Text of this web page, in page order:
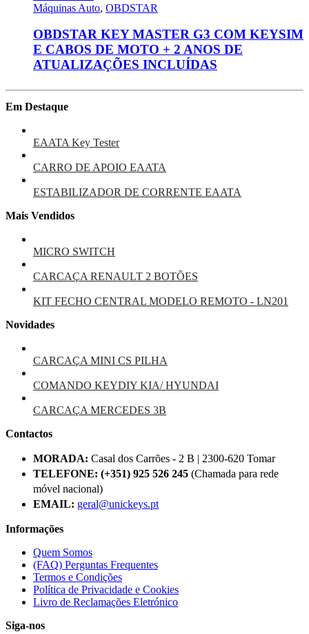
Máquinas Auto, OBDSTAR
OBDSTAR KEY MASTER G3 COM KEYSIM
E CABOS DE MOTO + 2 ANOS DE
ATUALIZAÇÕES INCLUÍDAS
Em Destaque
EAATA Key Tester
CARRO DE APOIO EAATA
ESTABILIZADOR DE CORRENTE EAATA
Mais Vendidos
MICRO SWITCH
CARCAÇA RENAULT 2 BOTÕES
KIT FECHO CENTRAL MODELO REMOTO - LN201
Novidades
CARCAÇA MINI CS PILHA
COMANDO KEYDIY KIA/ HYUNDAI
CARCAÇA MERCEDES 3B
Contactos
MORADA: Casal dos Carrões - 2 B | 2300-620 Tomar
TELEFONE: (+351) 925 526 245 (Chamada para rede
móvel nacional)
EMAIL: geral@unickeys.pt
Informações
Quem Somos
(FAQ) Perguntas Frequentes
Termos e Condições
Política de Privacidade e Cookies
Livro de Reclamações Eletrónico
Siga-nos